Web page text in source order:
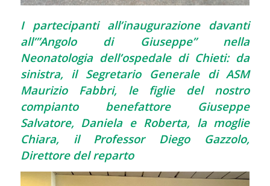
I partecipanti all’inaugurazione davanti
all’”Angolo di Giuseppe” nella
Neonatologia dell’ospedale di Chieti: da
sinistra, il Segretario Generale di ASM
Maurizio Fabbri, le figlie del nostro
compianto benefattore Giuseppe
Salvatore, Daniela e Roberta, la moglie
Chiara, il Professor Diego Gazzolo,
Direttore del reparto